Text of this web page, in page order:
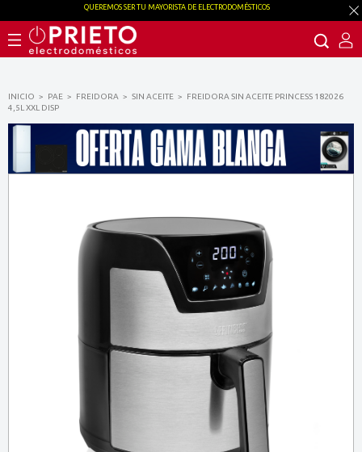
INICIO PAE FREIDORA SIN ACEITE
FREIDORA SIN ACEITE PRINCESS 182026
4,5L XXL DISP
QUEREMOS SER TU MAYORISTA DE ELECTRODOMÉSTICOS